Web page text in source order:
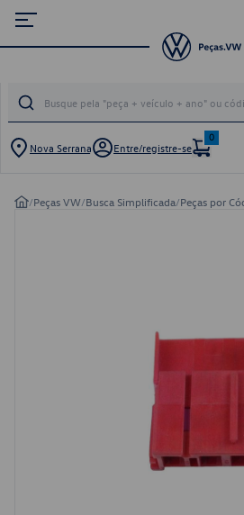
Nova Serrana Entre/registre-se
0
/Peças VW/Busca Simplificada/Peças por